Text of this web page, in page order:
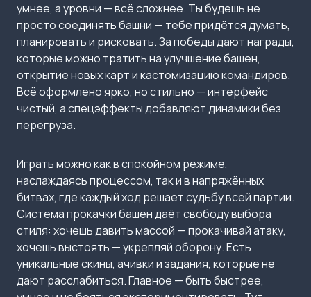
умнее, а уровни — всё сложнее. Ты будешь не
просто соединять башни — тебе придётся думать,
планировать и рисковать. За победы дают награды,
которые можно тратить на улучшение башен,
открытие новых карт и кастомизацию командиров.
Всё оформлено ярко, но стильно — интерфейс
чистый, а спецэффекты добавляют динамики без
перегруза.
Играть можно как в спокойном режиме,
наслаждаясь процессом, так и в напряжённых
битвах, где каждый ход решает судьбу всей партии.
Система прокачки башен даёт свободу выбора
стиля: хочешь давить массой — прокачивай атаку,
хочешь выстоять — укрепляй оборону. Есть
уникальные скины, ачивки и задания, которые не
дают расслабиться. Главное — быть быстрее,